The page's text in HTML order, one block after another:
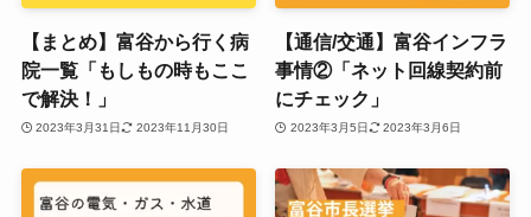
【まとめ】富谷から行く病
院一覧「もしもの時もここ
で解決！」
2023年3月31日 2023年11月30日
【通信/交通】富谷インフラ
事情②「ネット回線契約前
にチェック」
2023年3月5日 2023年3月6日